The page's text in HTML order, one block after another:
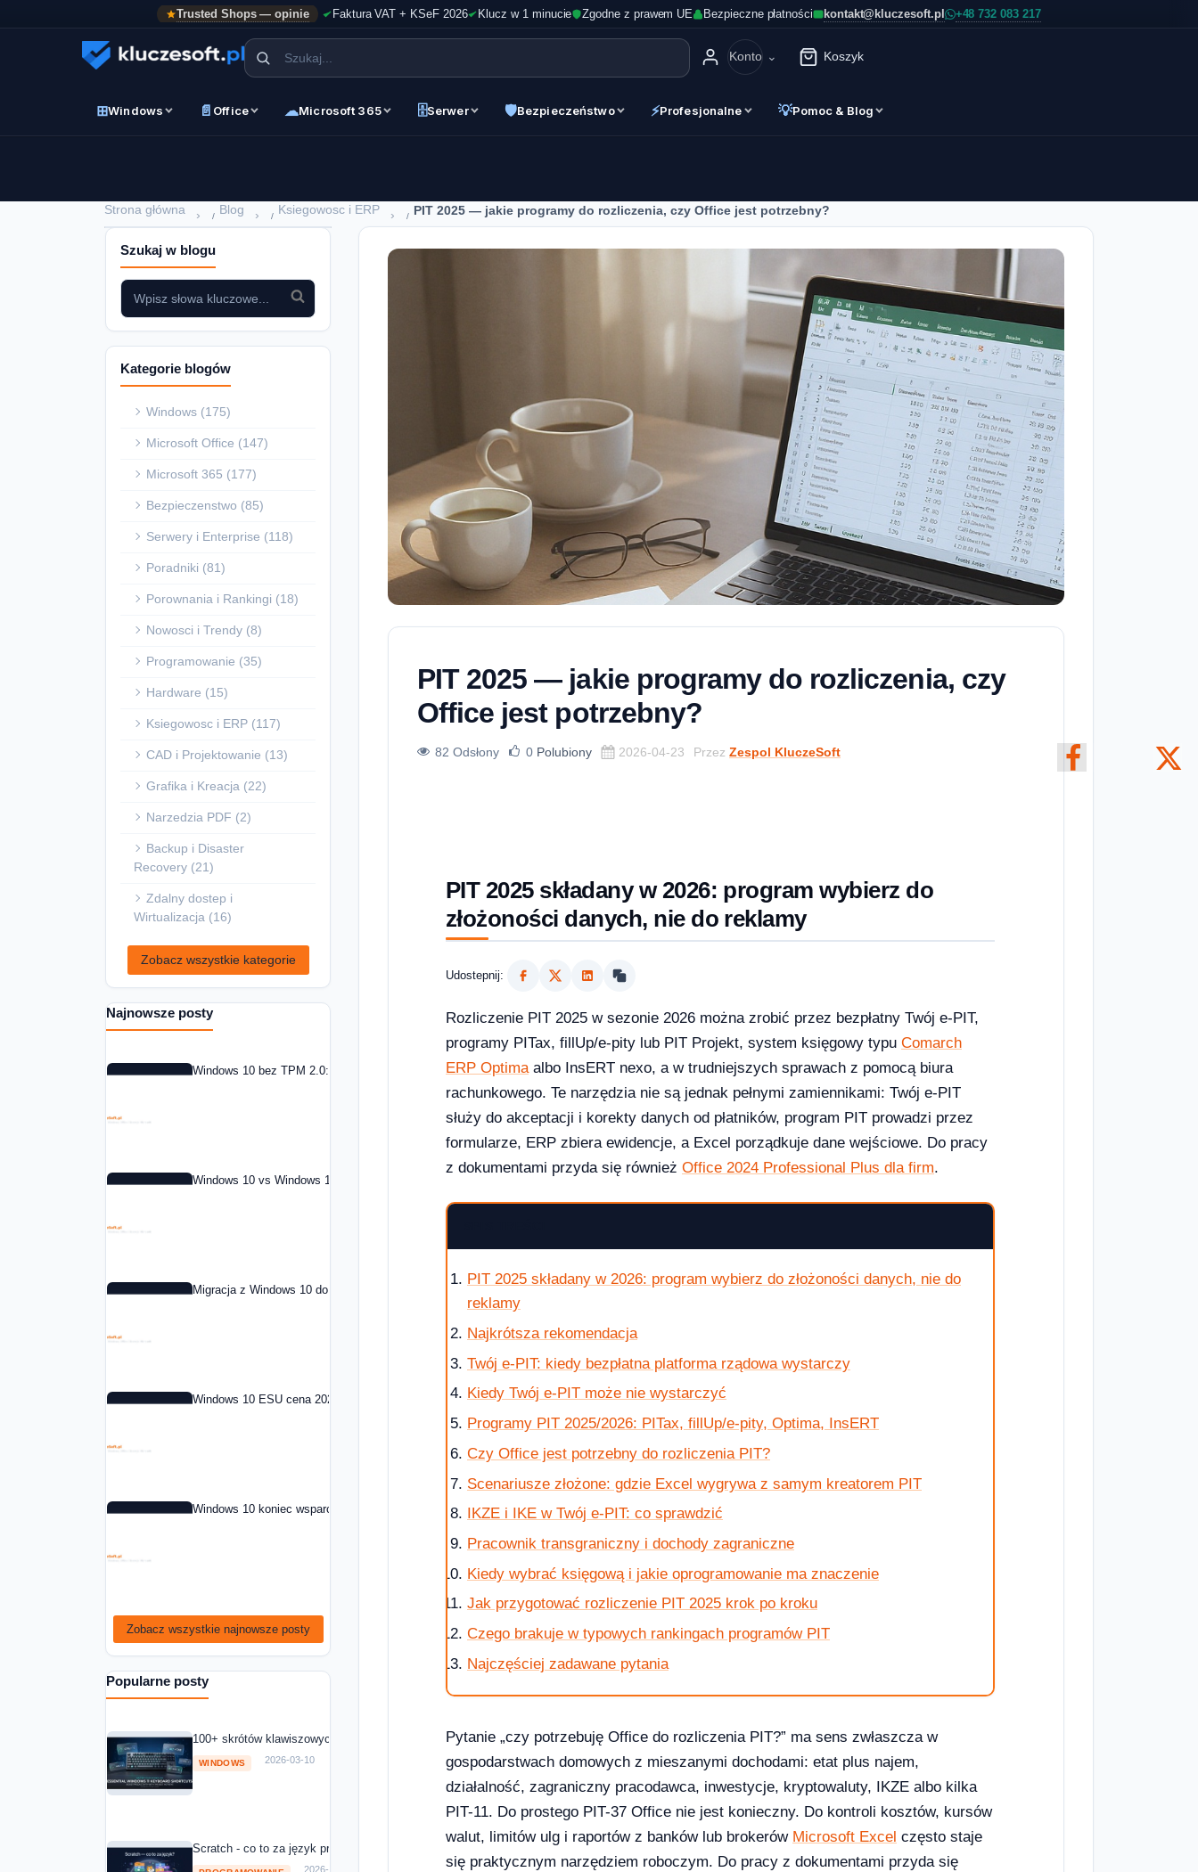
Trusted Shops — opinie Faktura VAT + KSeF 2026 Klucz w 1 minucie Zgodne z prawem UE Bezpieczne płatności kontakt@kluczesoft.pl
Konto Koszyk
⊞Windows 📄 Office ☁Microsoft 365 🗄Serwer 🛡Bezpieczeństwo ⚡Profesjonalne 💡Pomoc & Blog
Strona główna › Blog › Ksiegowosc i ERP › PIT 2025 — jakie programy do rozliczenia, czy Office jest potrzebny?
Szukaj w blogu
Kategorie blogów
Windows (175)
Microsoft Office (147)
Microsoft 365 (177)
Bezpieczenstwo (85)
Serwery i Enterprise (118)
Poradniki (81)
Porownania i Rankingi (18)
Nowosci i Trendy (8)
Programowanie (35)
Hardware (15)
Ksiegowosc i ERP (117)
CAD i Projektowanie (13)
Grafika i Kreacja (22)
Narzedzia PDF (2)
Backup i Disaster
Recovery (21)
Zdalny dostep i
Wirtualizacja (16)
Zobacz wszystkie kategorie
Najnowsze posty
Windows 10 bez TPM 2.0: co zrobic w 2026?
Windows 10 vs Windows 11: czy warto aktualizowac w 2026?
Migracja z Windows 10 do Windows 11 krok po kroku
Windows 10 ESU cena 2026: co to jest i jak kupic?
Windows 10 koniec wsparcia: co dalej w 2026 roku?
Zobacz wszystkie najnowsze posty
Popularne posty
100+ skrótów klawiszowych Windows 11 i 10 — kompletna ściąga [2026]
WINDOWS 2026-03-10
Scratch - co to za język programowania?
2026-03-10
PIT 2025 — jakie programy do rozliczenia, czy
Office jest potrzebny?
82 Odsłony 0 Polubiony 2026-04-23 Przez Zespol KluczeSoft
PIT 2025 składany w 2026: program wybierz do
złożoności danych, nie do reklamy
Udostepnij:
Rozliczenie PIT 2025 w sezonie 2026 można zrobić przez bezpłatny Twój e-PIT,
programy PITax, fillUp/e-pity lub PIT Projekt, system księgowy typu Comarch
ERP Optima albo InsERT nexo, a w trudniejszych sprawach z pomocą biura
rachunkowego. Te narzędzia nie są jednak pełnymi zamiennikami: Twój e-PIT
służy do akceptacji i korekty danych od płatników, program PIT prowadzi przez
formularze, ERP zbiera ewidencje, a Excel porządkuje dane wejściowe. Do pracy
z dokumentami przyda się również Office 2024 Professional Plus dla firm.
PIT 2025 składany w 2026: program wybierz do złożoności danych, nie do
reklamy
Najkrótsza rekomendacja
Twój e-PIT: kiedy bezpłatna platforma rządowa wystarczy
Kiedy Twój e-PIT może nie wystarczyć
Programy PIT 2025/2026: PITax, fillUp/e-pity, Optima, InsERT
Czy Office jest potrzebny do rozliczenia PIT?
Scenariusze złożone: gdzie Excel wygrywa z samym kreatorem PIT
IKZE i IKE w Twój e-PIT: co sprawdzić
Pracownik transgraniczny i dochody zagraniczne
Kiedy wybrać księgową i jakie oprogramowanie ma znaczenie
Jak przygotować rozliczenie PIT 2025 krok po kroku
Czego brakuje w typowych rankingach programów PIT
Najczęściej zadawane pytania
Pytanie „czy potrzebuję Office do rozliczenia PIT?” ma sens zwłaszcza w
gospodarstwach domowych z mieszanymi dochodami: etat plus najem,
działalność, zagraniczny pracodawca, inwestycje, kryptowaluty, IKZE albo kilka
PIT-11. Do prostego PIT-37 Office nie jest konieczny. Do kontroli kosztów, kursów
walut, limitów ulg i raportów z banków lub brokerów Microsoft Excel często staje
się praktycznym narzędziem roboczym. Do pracy z dokumentami przyda się